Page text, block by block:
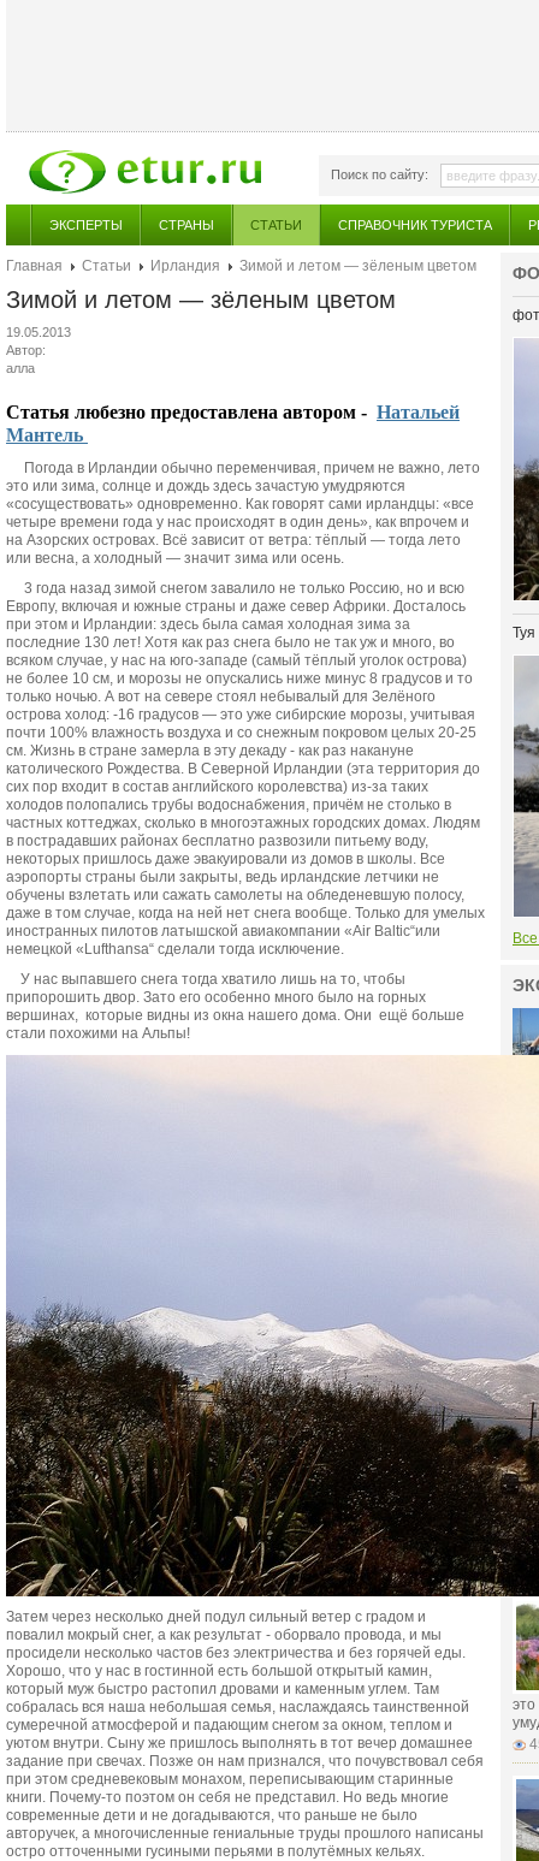
Поиск по сайту:
ЭКСПЕРТЫ СТРАНЫ СТАТЬИ СПРАВОЧНИК ТУРИСТА
Главная Статьи Ирландия Зимой и летом — зёленым цветом
Зимой и летом — зёленым цветом
19.05.2013
Автор:
алла
Статья любезно предоставлена автором - Натальей
Мантель
Погода в Ирландии обычно переменчивая, причем не важно, лето
это или зима, солнце и дождь здесь зачастую умудряются
«сосуществовать» одновременно. Как говорят сами ирландцы: «все
четыре времени года у нас происходят в один день», как впрочем и
на Азорских островах. Всё зависит от ветра: тёплый — тогда лето
или весна, а холодный — значит зима или осень.
3 года назад зимой снегом завалило не только Россию, но и всю
Европу, включая и южные страны и даже север Африки. Досталось
при этом и Ирландии: здесь была самая холодная зима за
последние 130 лет! Хотя как раз снега было не так уж и много, во
всяком случае, у нас на юго-западе (самый тёплый уголок острова)
не более 10 см, и морозы не опускались ниже минус 8 градусов и то
только ночью. А вот на севере стоял небывалый для Зелёного
острова холод: -16 градусов — это уже сибирские морозы, учитывая
почти 100% влажность воздуха и со снежным покровом целых 20-25
см. Жизнь в стране замерла в эту декаду - как раз накануне
католического Рождества. В Северной Ирландии (эта территория до
сих пор входит в состав английского королевства) из-за таких
холодов полопались трубы водоснабжения, причём не столько в
частных коттеджах, сколько в многоэтажных городских домах. Людям
в пострадавших районах бесплатно развозили питьему воду,
некоторых пришлось даже эвакуировали из домов в школы. Все
аэропорты страны были закрыты, ведь ирландские летчики не
обучены взлетать или сажать самолеты на обледеневшую полосу,
даже в том случае, когда на ней нет снега вообще. Только для умелых
иностранных пилотов латышской авиакомпании «Air Baltic“или
немецкой «Lufthansa“ сделали тогда исключение.
У нас выпавшего снега тогда хватило лишь на то, чтобы
припорошить двор. Зато его особенно много было на горных
вершинах, которые видны из окна нашего дома. Они ещё больше
стали похожими на Альпы!
Затем через несколько дней подул сильный ветер с градом и
повалил мокрый снег, а как результат - оборвало провода, и мы
просидели несколько частов без электричества и без горячей еды.
Хорошо, что у нас в гостинной есть большой открытый камин,
который муж быстро растопил дровами и каменным углем. Там
собралась вся наша небольшая семья, наслаждаясь таинственной
сумеречной атмосферой и падающим снегом за окном, теплом и
уютом внутри. Сыну же пришлось выполнять в тот вечер домашнее
задание при свечах. Позже он нам признался, что почувствовал себя
при этом средневековым монахом, переписывающим старинные
книги. Почему-то поэтом он себя не представил. Но ведь многие
современные дети и не догадываются, что раньше не было
авторучек, а многочисленные гениальные труды прошлого написаны
остро отточенными гусиными перьями в полутёмных кельях.
Туя
с
на